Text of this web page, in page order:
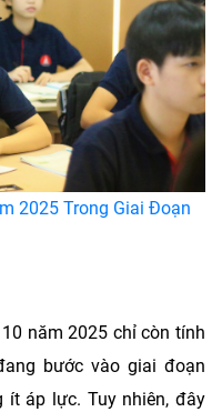
2025 Trong Giai Đoạn
năm 2025 chỉ còn tính
bước vào giai đoạn
áp lực. Tuy nhiên, đây